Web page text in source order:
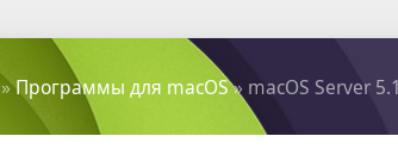
»Программы для macOS» macOS Server